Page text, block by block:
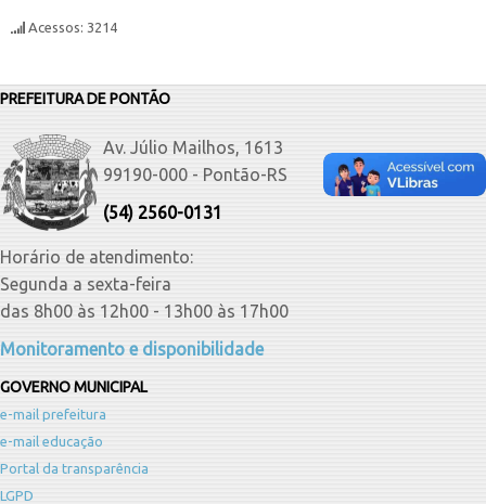
Acessos: 3214
PREFEITURA DE PONTÃO
Av. Júlio Mailhos, 1613
99190-000 - Pontão-RS
(54) 2560-0131
Horário de atendimento:
Segunda a sexta-feira
das 8h00 às 12h00 - 13h00 às 17h00
Monitoramento e disponibilidade
GOVERNO MUNICIPAL
e-mail prefeitura
e-mail educação
Portal da transparência
LGPD